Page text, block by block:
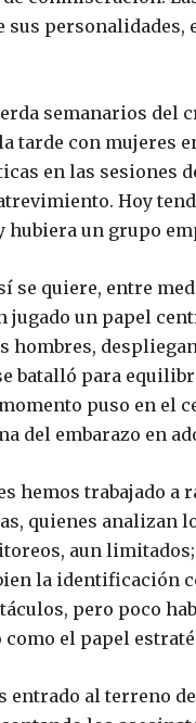
personalidades,
semanarios del
tarde con mujeres
en las sesiones
Hoy
hubiera un grupo
se quiere, entre
jugado un papel
hombres,
batalló para
puso en el
del embarazo en
hemos trabajado
quienes analizan
aun
la identificación
pero poco
el papel
entrado al terreno